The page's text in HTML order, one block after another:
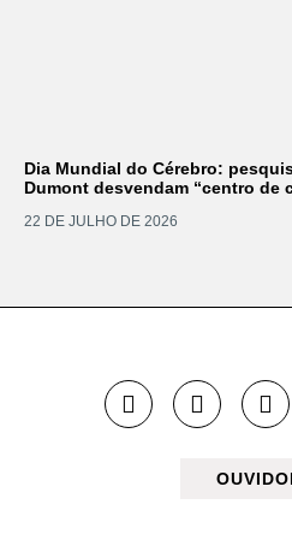
Dia Mundial do Cérebro:
Dumont desvendam “centro de
22 DE JULHO DE 2026